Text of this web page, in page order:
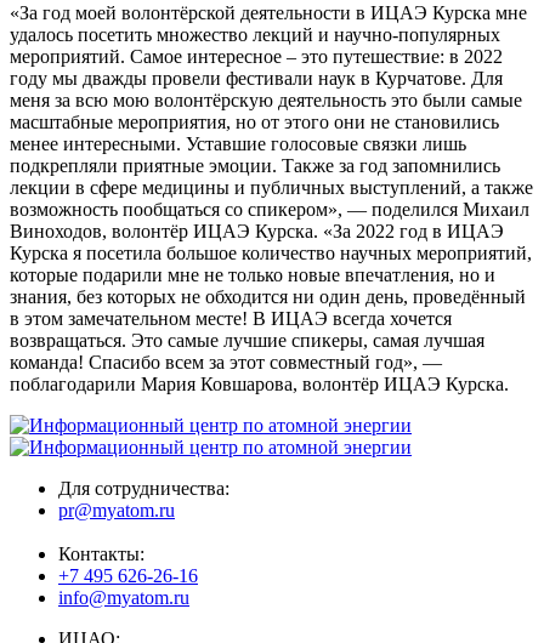
«За год моей волонтёрской деятельности в ИЦАЭ Курска мне
удалось посетить множество лекций и научно-популярных
мероприятий. Самое интересное – это путешествие: в 2022
году мы дважды провели фестивали наук в Курчатове. Для
меня за всю мою волонтёрскую деятельность это были самые
масштабные мероприятия, но от этого они не становились
менее интересными. Уставшие голосовые связки лишь
подкрепляли приятные эмоции. Также за год запомнились
лекции в сфере медицины и публичных выступлений, а также
возможность пообщаться со спикером», — поделился Михаил
Виноходов, волонтёр ИЦАЭ Курска. «За 2022 год в ИЦАЭ
Курска я посетила большое количество научных мероприятий,
которые подарили мне не только новые впечатления, но и
знания, без которых не обходится ни один день, проведённый
в этом замечательном месте! В ИЦАЭ всегда хочется
возвращаться. Это самые лучшие спикеры, самая лучшая
команда! Спасибо всем за этот совместный год», —
поблагодарили Мария Ковшарова, волонтёр ИЦАЭ Курска.
Для сотрудничества:
pr@myatom.ru
Контакты:
+7 495 626-26-16
info@myatom.ru
ИЦАО: